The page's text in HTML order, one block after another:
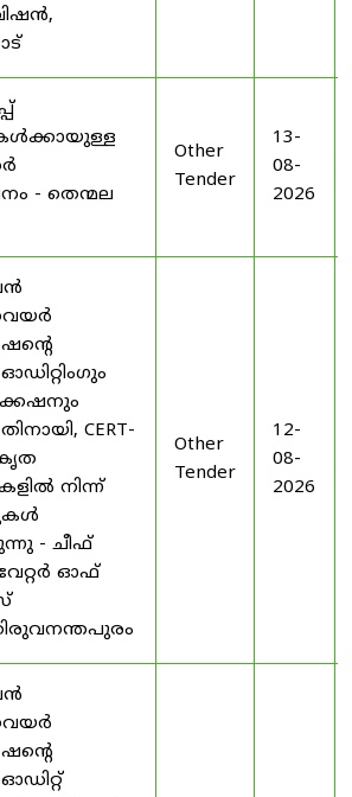
- തെന്മല
Other
Tender
13-
08-
2026
CERT-
നിന്ന്
- ചീഫ്
ഓഫ്
Other
Tender
12-
08-
2026